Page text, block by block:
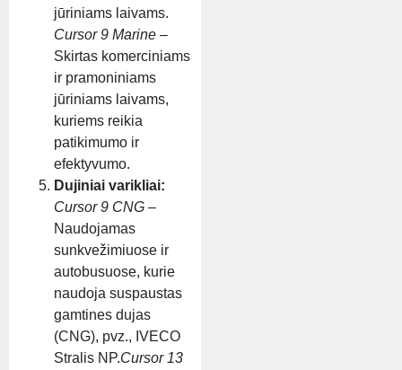
jūriniams laivams.
Cursor 9 Marine –
Skirtas komerciniams
ir pramoniniams
jūriniams laivams,
kuriems reikia
patikimumo ir
efektyvumo.
Dujiniai varikliai:
Cursor 9 CNG –
Naudojamas
sunkvežimiuose ir
autobusuose, kurie
naudoja suspaustas
gamtines dujas
(CNG), pvz., IVECO
Stralis NP.Cursor 13